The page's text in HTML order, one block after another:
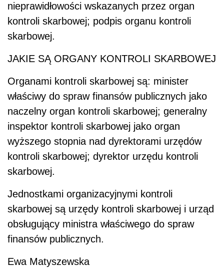
nieprawidłowości wskazanych przez organ
kontroli skarbowej; podpis organu kontroli
skarbowej.
JAKIE SĄ ORGANY KONTROLI SKARBOWEJ
Organami kontroli skarbowej są: minister
właściwy do spraw finansów publicznych jako
naczelny organ kontroli skarbowej; generalny
inspektor kontroli skarbowej jako organ
wyższego stopnia nad dyrektorami urzędów
kontroli skarbowej; dyrektor urzędu kontroli
skarbowej.
Jednostkami organizacyjnymi kontroli
skarbowej są urzędy kontroli skarbowej i urząd
obsługujący ministra właściwego do spraw
finansów publicznych.
Ewa Matyszewska